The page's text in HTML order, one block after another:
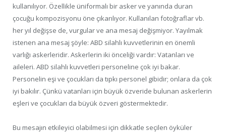
kullanılıyor. Özellikle üniformalı bir asker ve yanında duran
çocuğu kompozisyonu öne çıkarılıyor. Kullanılan fotoğraflar vb.
her yıl değişse de, vurgular ve ana mesaj değişmiyor. Yayılmak
istenen ana mesaj şöyle: ABD silahlı kuvvetlerinin en önemli
varlığı askerleridir. Askerlerin iki önceliği vardır: Vatanları ve
aileleri. ABD silahlı kuvvetleri personeline çok iyi bakar.
Personelin eşi ve çocukları da tıpkı personel gibidir; onlara da çok
iyi bakılır. Çünkü vatanları için büyük özveride bulunan askerlerin
eşleri ve çocukları da büyük özveri göstermektedir.
Bu mesajın etkileyici olabilmesi için dikkatle seçilen öyküler